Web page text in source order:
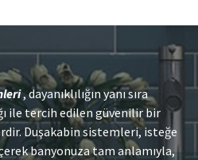
, dayanıklılığın yanı sıra
ile tercih edilen güvenilir bir
Duşakabin sistemleri, isteğe
banyonuza tam anlamıyla,